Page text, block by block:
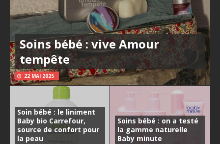
Soins bébé : vive Amour
tempête
22 MAI 2025
Soin bébé : le liniment
Baby bio Carrefour,
source de confort pour
la peau
Soins bébé : on a testé
la gamme naturelle
Baby minute